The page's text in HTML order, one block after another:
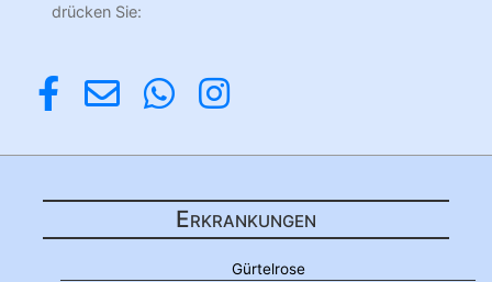
drücken Sie:
Erkrankungen
Gürtelrose